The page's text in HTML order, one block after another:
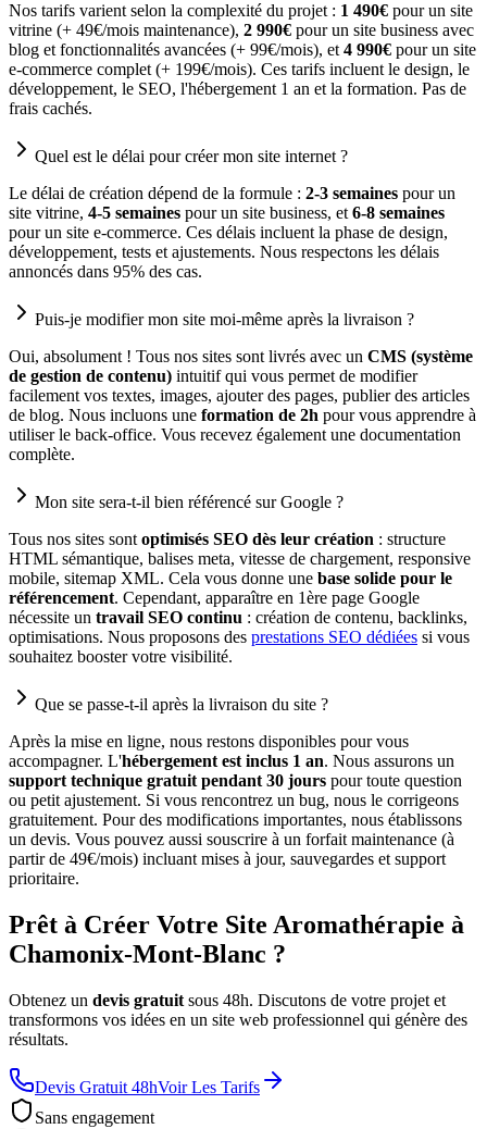
Nos tarifs varient selon la complexité du projet : 1 490€ pour un site
vitrine (+ 49€/mois maintenance), 2 990€ pour un site business avec
blog et fonctionnalités avancées (+ 99€/mois), et 4 990€ pour un site
e-commerce complet (+ 199€/mois). Ces tarifs incluent le design, le
développement, le SEO, l'hébergement 1 an et la formation. Pas de
frais cachés.
Quel est le délai pour créer mon site internet ?
Le délai de création dépend de la formule : 2-3 semaines pour un
site vitrine, 4-5 semaines pour un site business, et 6-8 semaines
pour un site e-commerce. Ces délais incluent la phase de design,
développement, tests et ajustements. Nous respectons les délais
annoncés dans 95% des cas.
Puis-je modifier mon site moi-même après la livraison ?
Oui, absolument ! Tous nos sites sont livrés avec un CMS (système
de gestion de contenu) intuitif qui vous permet de modifier
facilement vos textes, images, ajouter des pages, publier des articles
de blog. Nous incluons une formation de 2h pour vous apprendre à
utiliser le back-office. Vous recevez également une documentation
complète.
Mon site sera-t-il bien référencé sur Google ?
Tous nos sites sont optimisés SEO dès leur création : structure
HTML sémantique, balises meta, vitesse de chargement, responsive
mobile, sitemap XML. Cela vous donne une base solide pour le
référencement. Cependant, apparaître en 1ère page Google
nécessite un travail SEO continu : création de contenu, backlinks,
optimisations. Nous proposons des prestations SEO dédiées si vous
souhaitez booster votre visibilité.
Que se passe-t-il après la livraison du site ?
Après la mise en ligne, nous restons disponibles pour vous
accompagner. L'hébergement est inclus 1 an. Nous assurons un
support technique gratuit pendant 30 jours pour toute question
ou petit ajustement. Si vous rencontrez un bug, nous le corrigeons
gratuitement. Pour des modifications importantes, nous établissons
un devis. Vous pouvez aussi souscrire à un forfait maintenance (à
partir de 49€/mois) incluant mises à jour, sauvegardes et support
prioritaire.
Prêt à Créer Votre Site Aromathérapie à
Chamonix-Mont-Blanc ?
Obtenez un devis gratuit sous 48h. Discutons de votre projet et
transformons vos idées en un site web professionnel qui génère des
résultats.
Devis Gratuit 48hVoir Les Tarifs
Sans engagement